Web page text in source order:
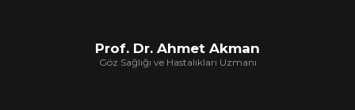
Prof. Dr. Ahmet Akman
Göz Sağlığı ve Hastalıkları Uzmanı